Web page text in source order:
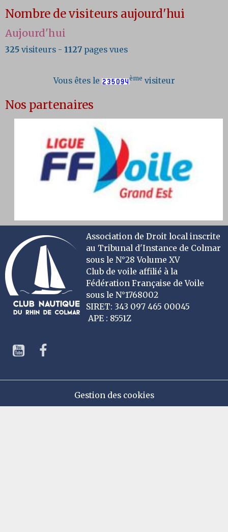
Nombre de visiteurs aujourd'hui
Aujourd'hui
325 visiteurs - 1127 pages vues
Vous êtes le ème visiteur
Nos partenaires
Association de Droit local inscrite
au Tribunal d'Instance de Colmar
sous le N°28 Volume XV
Club de voile affilié à la
Fédération Française de Voile
sous le N°1768002
SIRET: 343 097 465 00045
APE : 8551Z
Gestion des cookies